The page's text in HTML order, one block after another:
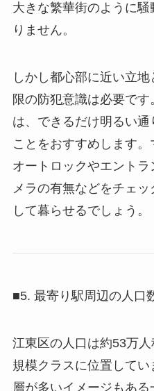
大きな繁華街のように
りません。
しかし都心部に近い立
限の防犯意識は必要で
は、できるだけ明るい
ことをおすすめします
オートロックやエント
メラの有無などをチェ
して暮らせるでしょう。
■5. 最寄り駅周辺の人口
江東区の人口は約53万
規模クラスに位置して
層が多いイメージもあ